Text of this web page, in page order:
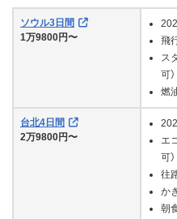
ソウル3日間
1万9800円〜
飛
ス
可）
燃
台北4日間
2万9800円〜
エ
可）
往
か
朝